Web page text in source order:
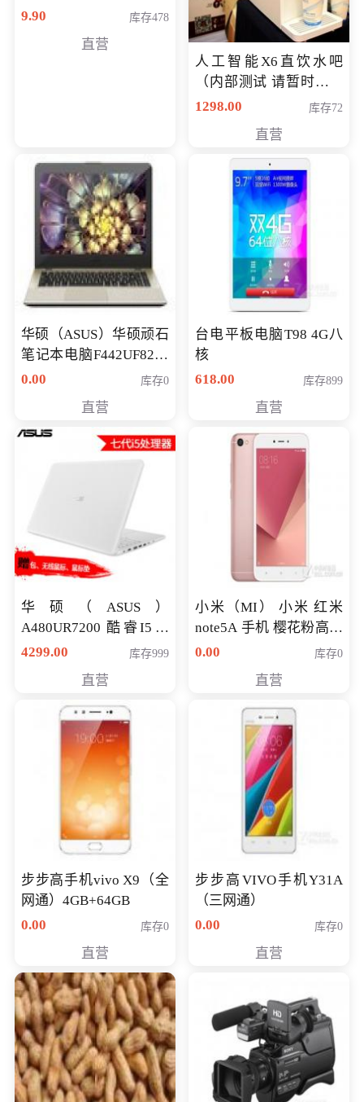
9.90 库存478
直营
人工智能X6直饮水吧
（内部测试 请暂时不要
购买）
1298.00 库存72
直营
华硕（ASUS）华硕顽石
笔记本电脑F442UF8250
八代独显轻薄办公商务
0.00 库存0
直营
台电平板电脑T98 4G八
核
618.00
库存899
直营
华硕（ASUS）
A480UR7200 酷睿I5超
薄学生办公游戏独显笔
NV930-2G独
4299.00 库存999
直营
小米（MI） 小米 红米
note5A 手机 樱花粉高配
版 全网通(3G+32G)
0.00 库存0
直营
步步高手机vivo X9（全
网通）4GB+64GB
0.00
库存0
直营
步步高VIVO手机Y31A
（三网通）
0.00
库存0
直营